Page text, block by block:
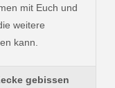
mit Euch und
weitere
kann.
gebissen